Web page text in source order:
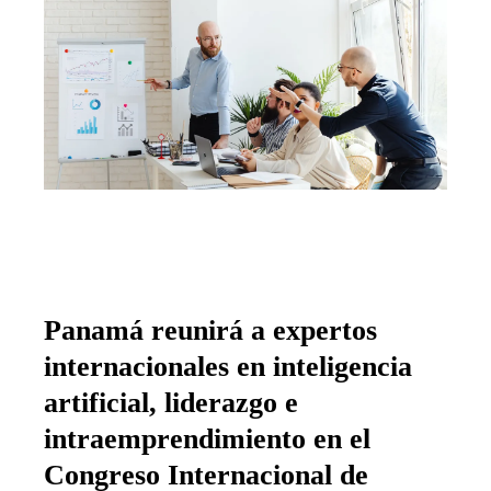
Panamá reunirá a expertos
internacionales en inteligencia
artificial, liderazgo e
intraemprendimiento en el
Congreso Internacional de